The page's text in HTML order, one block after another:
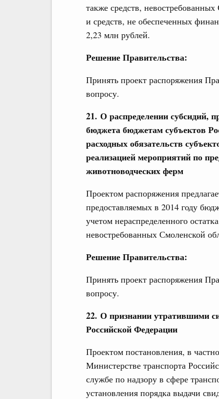
также средств,
и средств, не обеспеченных
2,23 млн рублей.
Решение Правительства:
Принять проект распоряжения
вопросу.
21. О распределении субсидий,
бюджета бюджетам субъектов
расходных обязательств
реализацией мероприятий по
животноводческих ферм
Проектом распоряжения
предоставляемых в 2014 году
учетом нераспределенного
невостребованных Смоленской
Решение Правительства:
Принять проект распоряжения
вопросу.
22. О признании утратившими
Российской Федерации
Проектом постановления, в
Министерстве транспорта
службе по надзору в сфере
установления порядка выдачи